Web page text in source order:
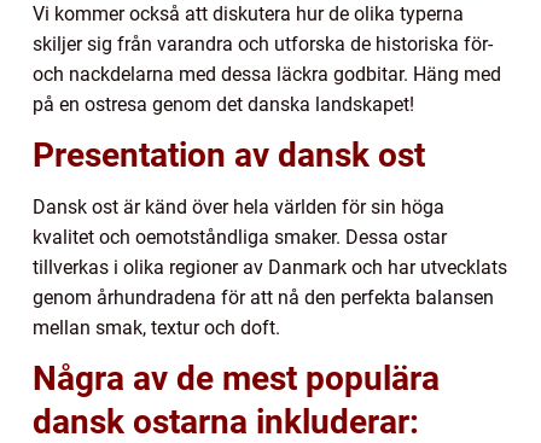
Vi kommer också att diskutera hur de olika typerna
skiljer sig från varandra och utforska de historiska för-
och nackdelarna med dessa läckra godbitar. Häng med
på en ostresa genom det danska landskapet!
Presentation av dansk ost
Dansk ost är känd över hela världen för sin höga
kvalitet och oemotståndliga smaker. Dessa ostar
tillverkas i olika regioner av Danmark och har utvecklats
genom århundradena för att nå den perfekta balansen
mellan smak, textur och doft.
Några av de mest populära
dansk ostarna inkluderar: